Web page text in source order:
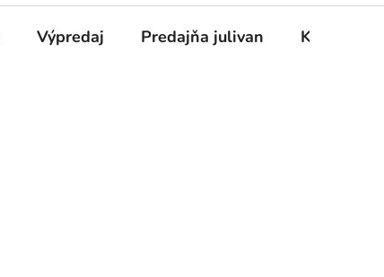
KOŠÍK
Výpredaj Predajňa julivan Kontakty